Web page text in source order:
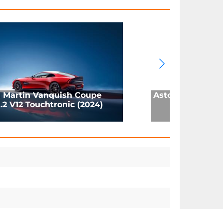
Martin Vanquish Coupe
V12 Touchtronic (2024)
Aston Martin